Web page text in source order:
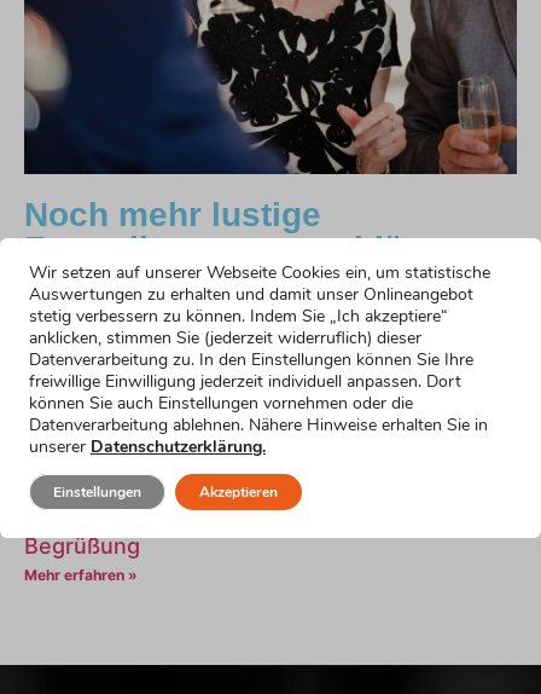
Noch mehr lustige
Formulierungsvorschläge
Humorvoller Einstieg für die Rede zum 90.
Geburtstag
Mehr erfahren »
Emotionaler Einstieg
Mehr erfahren »
Einstieg für nervöse Redner
Einstieg für kurze Reden
Begrüßung
Mehr erfahren »
Wir setzen auf unserer Webseite Cookies ein, um statistische
Auswertungen zu erhalten und damit unser Onlineangebot
stetig verbessern zu können. Indem Sie „Ich akzeptiere“
anklicken, stimmen Sie (jederzeit widerruflich) dieser
Datenverarbeitung zu. In den Einstellungen können Sie Ihre
freiwillige Einwilligung jederzeit individuell anpassen. Dort
können Sie auch Einstellungen vornehmen oder die
Datenverarbeitung ablehnen. Nähere Hinweise erhalten Sie in
unserer Datenschutzerklärung.
Akzeptieren
Einstellungen